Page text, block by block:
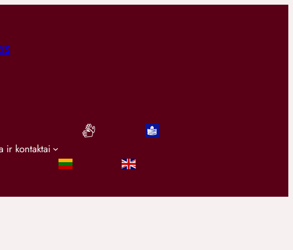
ir kontaktai